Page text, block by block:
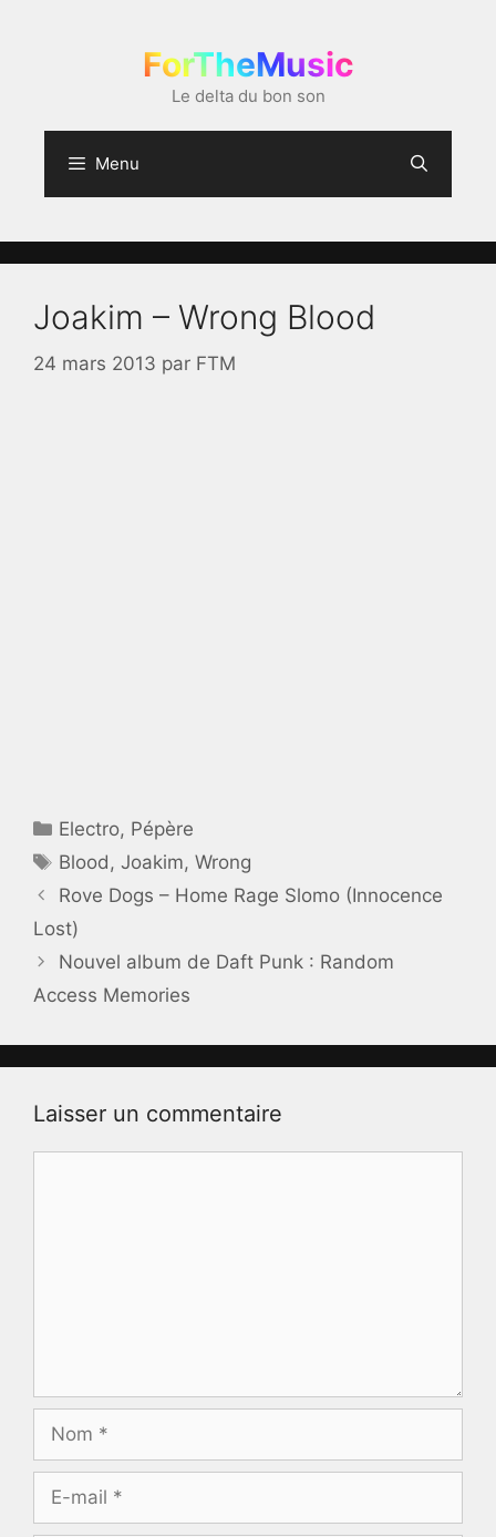
ForTheMusic
Le delta du bon son
Menu
Joakim – Wrong Blood
24 mars 2013 par FTM
Catégories
Electro, Pépère
Étiquettes
Blood ,Joakim,Wrong
Rove Dogs – Home Rage Slomo (Innocence
Lost)
Nouvel album de Daft Punk : Random
Access Memories
Laisser un commentaire
mail